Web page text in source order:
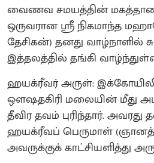
வைணவ சமயத்தின் மகத்தான
ஒருவரான ஸ்ரீ நிகமாந்த
தேசிகன்) தனது வாழ்நாளில்
இத்தலத்தில் தங்கி
ஹயக்ரீவர் அருள்:
ஔஷதகிரி மலையின் மீது
தீவிர தவம் புரிந்தார். அவரது
ஹயக்ரீவப் பெருமாள்
அவருக்குக் காட்சியளித்து